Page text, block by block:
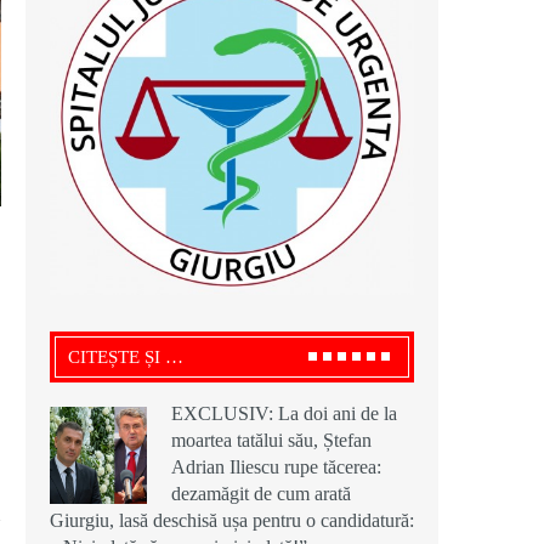
CITEȘTE ȘI …
EXCLUSIV: La doi ani de la
moartea tatălui său, Ștefan
Adrian Iliescu rupe tăcerea:
dezamăgit de cum arată
Giurgiu, lasă deschisă ușa pentru o candidatură: